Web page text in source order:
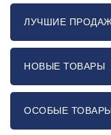
ЛУЧШИЕ
НОВЫЕ ТОВАРЫ
ОСОБЫЕ